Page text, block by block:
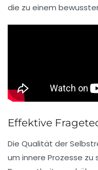
die zu einem
Effektive
Die Qualität der
um innere Prozesse zu